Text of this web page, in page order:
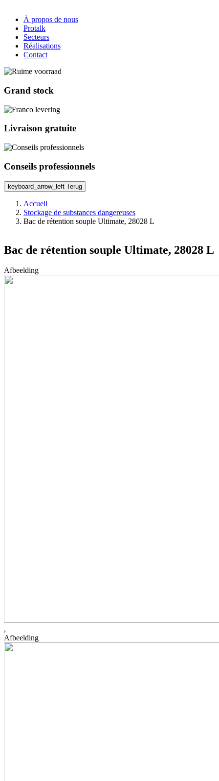
À propos de nous
Protalk
Secteurs
Réalisations
Contact
Grand stock
Livraison gratuite
Conseils professionnels
keyboard_arrow_left Terug
Accueil
Stockage de substances dangereuses
Bac de rétention souple Ultimate, 28028 L
Bac de rétention souple Ultimate, 28028 L
Afbeelding
,
Afbeelding